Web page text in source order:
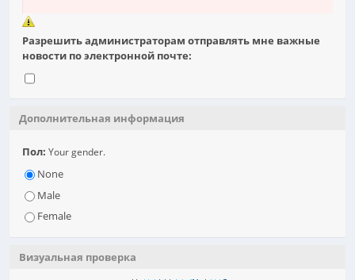
Разрешить администраторам отправлять мне важные
новости по электронной почте:
Дополнительная информация
Пол: Your gender.
None
Male
Female
Визуальная проверка